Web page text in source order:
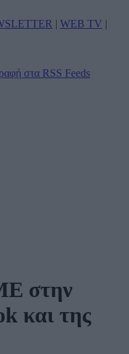
| WEB TV |
στην
και της